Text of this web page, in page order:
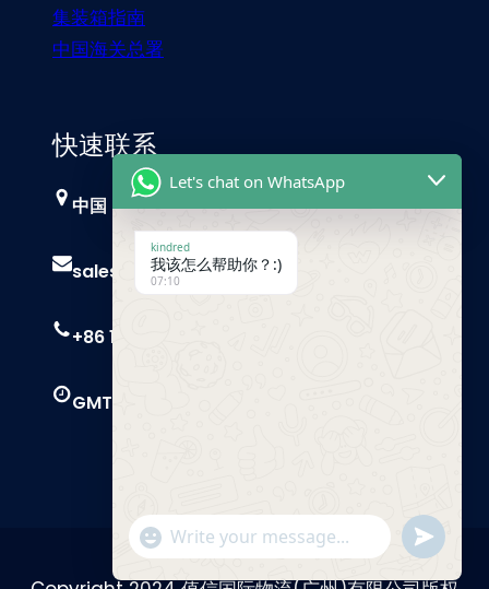
集装箱指南
中国海关总署
快速联系
中国，广州
sales@trust-freight.com
+86 186 6503 8749
GMT+8 9 AM – 6 PM
Let's chat on WhatsApp
kindred
我该怎么帮助你？:)
07:10
"+chaty_settings.lang.emoji_picker+"
Send
WhatsApp